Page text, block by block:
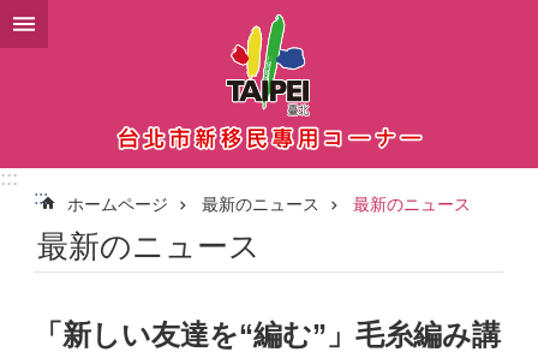
メインコンテンツブロックにスキップ
:::
:::
ホームページ 最新のニュース 最新のニュース
最新のニュース
「新しい友達を“編む”」毛糸編み講